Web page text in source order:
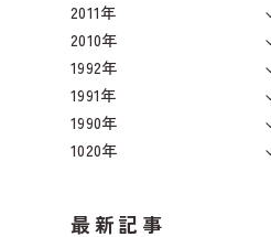
2011年
2010年
1992年
1991年
1990年
1020年
最新記事